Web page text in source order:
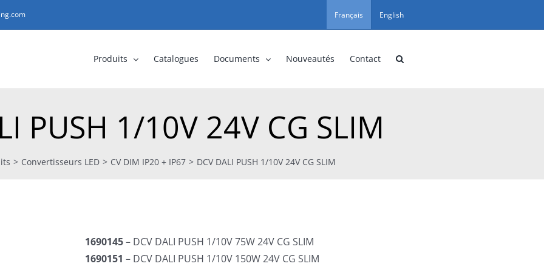
Français English
Produits Catalogues Documents Nouveautés Contact
PUSH 1/10V 24V CG SLIM
> Convertisseurs LED > CV DIM IP20 + IP67 > DCV DALI PUSH 1/10V 24V CG SLIM
1690145– DCV DALI PUSH 1/10V 75W 24V CG SLIM
1690151– DCV DALI PUSH 1/10V 150W 24V CG SLIM